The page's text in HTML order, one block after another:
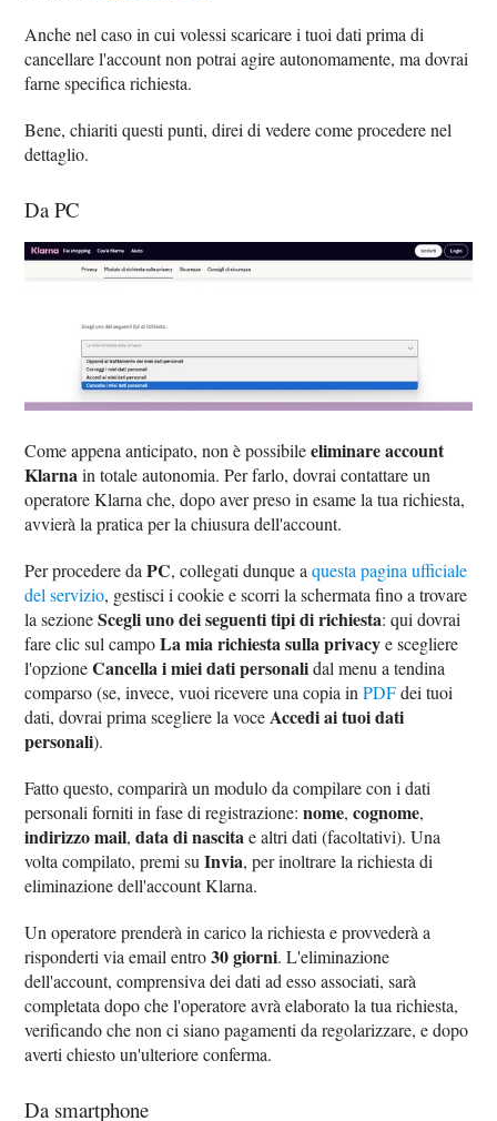
Anche nel caso in cui volessi scaricare i tuoi dati prima di
cancellare l'account non potrai agire autonomamente, ma dovrai
farne specifica richiesta.
Bene, chiariti questi punti, direi di vedere come procedere nel
dettaglio.
Da PC
Come appena anticipato, non è possibileeliminare account
Klarnain totale autonomia. Per farlo, dovrai contattare un
operatore Klarna che, dopo aver preso in esame la tua richiesta,
avvierà la pratica per la chiusura dell'account.
Per procedere daPC, collegati dunque aquesta pagina ufficiale
del servizio, gestisci i cookie e scorri la schermata fino a trovare
la sezioneScegli uno dei seguenti tipi di richiesta: qui dovrai
fare clic sul campoLa mia richiesta sulla privacye scegliere
l'opzioneCancella i miei dati personalidal menu a tendina
comparso (se, invece, vuoi ricevere una copia inPDFdei tuoi
dati, dovrai prima scegliere la voce Accedi ai tuoi dati
personali).
Fatto questo, comparirà un modulo da compilare con i dati
personali forniti in fase di registrazione:nome,cognome,
indirizzo mail,data di nascitae altri dati (facoltativi). Una
volta compilato, premi suInvia, per inoltrare la richiesta di
eliminazione dell'account Klarna.
Un operatore prenderà in carico la richiesta e provvederà a
risponderti via email entro30 giorni. L'eliminazione
dell'account, comprensiva dei dati ad esso associati, sarà
completata dopo che l'operatore avrà elaborato la tua richiesta,
verificando che non ci siano pagamenti da regolarizzare, e dopo
averti chiesto un'ulteriore conferma.
Da smartphone